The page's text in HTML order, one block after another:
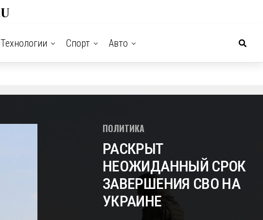
Технологии Спорт Авто
ПОЛИТИКА
РАСКРЫТ
НЕОЖИДАННЫЙ СРОК
ЗАВЕРШЕНИЯ СВО НА
УКРАИНЕ